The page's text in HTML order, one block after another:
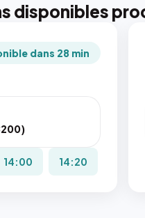
disponibles
dans 28 min
14:00 14:20